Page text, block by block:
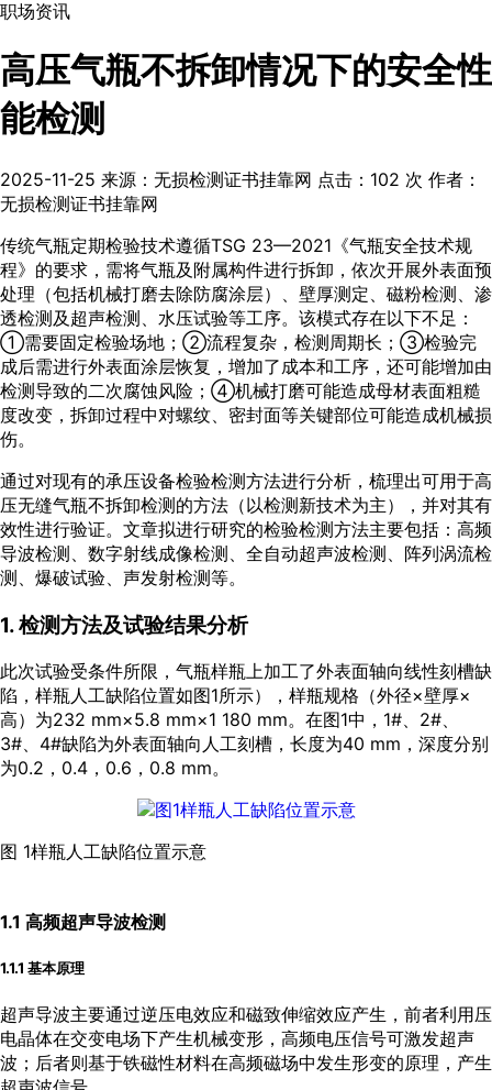
职场资讯
高压气瓶不拆卸情况下的安全性
能检测
2025-11-25 来源：无损检测证书挂靠网 点击： 102 次 作者：
无损检测证书挂靠网
传统气瓶定期检验技术遵循TSG 23—2021《气瓶安全技术规
程》的要求，需将气瓶及附属构件进行拆卸，依次开展外表面预
处理（包括机械打磨去除防腐涂层）、壁厚测定、磁粉检测、渗
透检测及超声检测、水压试验等工序。该模式存在以下不足：
①需要固定检验场地；②流程复杂，检测周期长；③检验完
成后需进行外表面涂层恢复，增加了成本和工序，还可能增加由
检测导致的二次腐蚀风险；④机械打磨可能造成母材表面粗糙
度改变，拆卸过程中对螺纹、密封面等关键部位可能造成机械损
伤。
通过对现有的承压设备检验检测方法进行分析，梳理出可用于高
压无缝气瓶不拆卸检测的方法（以检测新技术为主），并对其有
效性进行验证。文章拟进行研究的检验检测方法主要包括：高频
导波检测、数字射线成像检测、全自动超声波检测、阵列涡流检
测、爆破试验、声发射检测等。
1. 检测方法及试验结果分析
此次试验受条件所限，气瓶样瓶上加工了外表面轴向线性刻槽缺
陷，样瓶人工缺陷位置如图1所示），样瓶规格（外径×壁厚×
高）为232 mm×5.8 mm×1 180 mm。在图1中，1#、2#、
3#、4#缺陷为外表面轴向人工刻槽，长度为40 mm，深度分别
为0.2，0.4，0.6，0.8 mm。
图 1样瓶人工缺陷位置示意
1.1 高频超声导波检测
1.1.1 基本原理
超声导波主要通过逆压电效应和磁致伸缩效应产生，前者利用压
电晶体在交变电场下产生机械变形，高频电压信号可激发超声
波；后者则基于铁磁性材料在高频磁场中发生形变的原理，产生